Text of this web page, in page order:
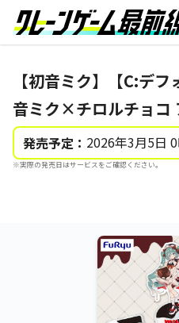
【初音ミク】【C:デ
音ミク×チロルチョコ
発売予定： 2026年3月5日
※実際の発売日はサービスをご確認ください。